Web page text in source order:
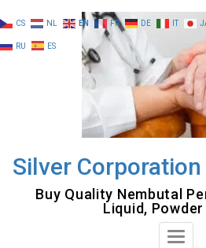
to
content
Silver
Buy Quality Nembutal
Liquid,
Toggle
CS NL EN FR DE IT
RU ES